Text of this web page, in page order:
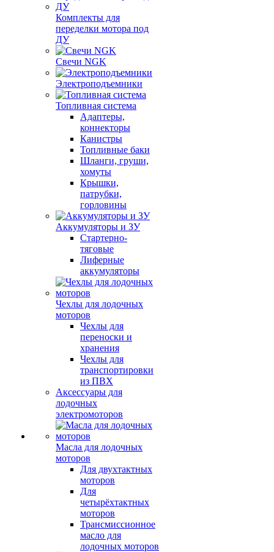
Комплекты для
переделки мотора под
ДУ
Свечи NGK
Электроподъемники
Топливная система
Адаптеры,
коннекторы
Канистры
Топливные баки
Шланги, груши,
хомуты
Крышки,
патрубки,
горловины
Аккумуляторы и ЗУ
Стартерно-
тяговые
Лиферные
аккумуляторы
Чехлы для лодочных
моторов
Чехлы для
переноски и
хранения
Чехлы для
транспортировки
из ПВХ
Аксессуары для
лодочных
электромоторов
Масла для лодочных
моторов
Для двухтактных
моторов
Для
четырёхтактных
моторов
Трансмиссионное
масло для
лодочных моторов